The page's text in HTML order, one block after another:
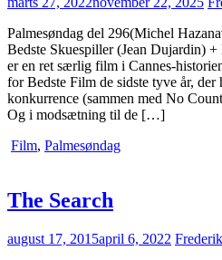
Palmesøndag del 296(Michel
Bedste Skuespiller (Jean Dujardin)
er en ret særlig film i Cannes-
for Bedste Film de sidste tyve år, der
konkurrence (sammen med No
Og i modsætning til de […]
Film, Palmesøndag
The Search
august 17, 2015april 6, 2022